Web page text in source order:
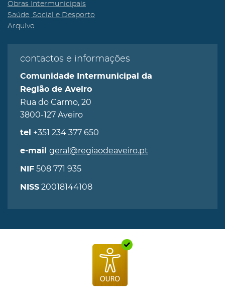
Obras Intermunicipais
Saúde, Social e Desporto
Arquivo
contactos e informações
Comunidade Intermunicipal da
Região de Aveiro
Rua do Carmo, 20
3800-127 Aveiro
tel +351 234 377 650
e-mail geral@regiaodeaveiro.pt
NIF 508 771 935
NISS 20018144108